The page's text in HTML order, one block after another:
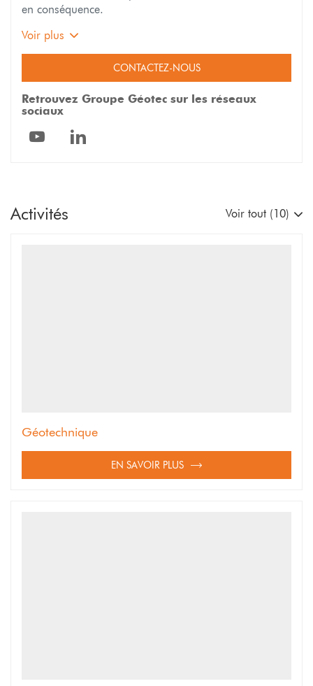
en conséquence.
Voir plus
CONTACTEZ-NOUS
Retrouvez Groupe Géotec sur les réseaux
sociaux
GéotecGéotec
Activités Voir tout (10)
Géotechnique
EN SAVOIR PLUS